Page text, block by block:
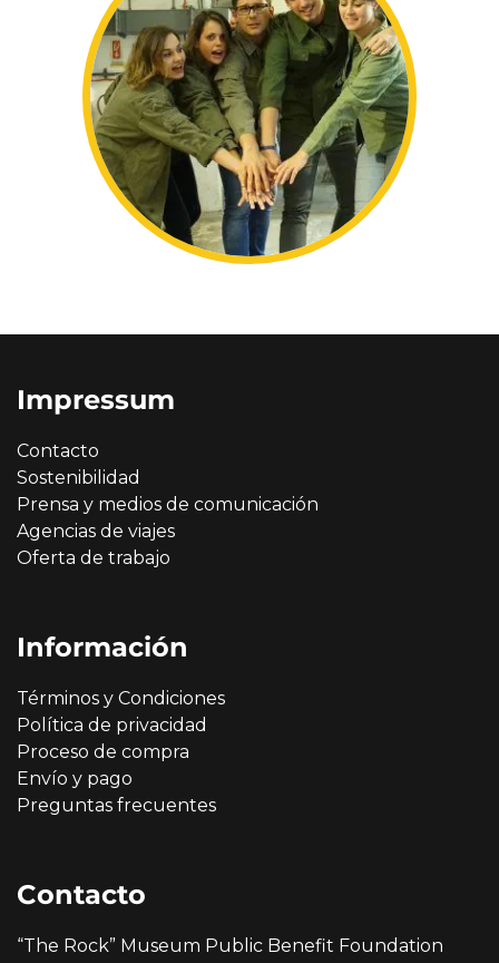
Impressum
Contacto
Sostenibilidad
Prensa y medios de comunicación
Agencias de viajes
Oferta de trabajo
Información
Términos y Condiciones
Política de privacidad
Proceso de compra
Envío y pago
Preguntas frecuentes
Contacto
“The Rock” Museum Public Benefit Foundation